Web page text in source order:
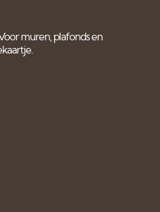
muren, plafonds en